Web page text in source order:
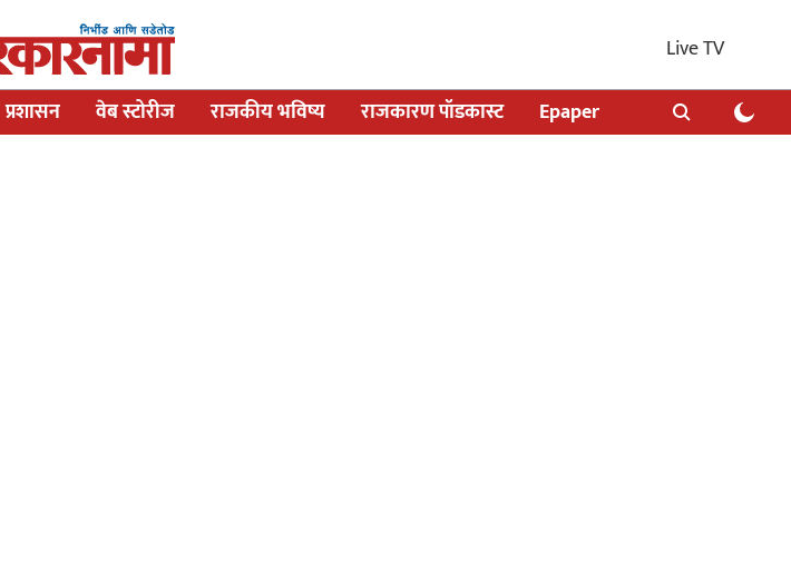
Live TV
प्रशासन वेब स्टोरीज राजकीय भविष्य राजकारण पॉडकास्ट Epaper